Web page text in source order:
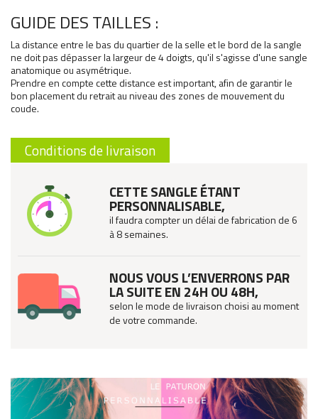
GUIDE DES TAILLES :
La distance entre le bas du quartier de la selle et le bord de la sangle
ne doit pas dépasser la largeur de 4 doigts, qu'il s'agisse d'une sangle
anatomique ou asymétrique.
Prendre en compte cette distance est important, afin de garantir le
bon placement du retrait au niveau des zones de mouvement du
coude.
Conditions de livraison
CETTE SANGLE ÉTANT
PERSONNALISABLE,
il faudra compter un délai de fabrication de 6
à 8 semaines.
NOUS VOUS L’ENVERRONS PAR
LA SUITE EN 24H OU 48H,
selon le mode de livraison choisi au moment
de votre commande.